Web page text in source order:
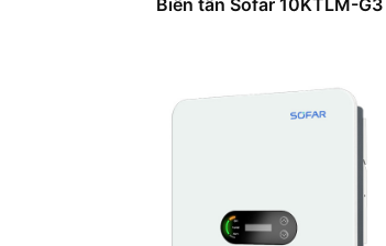
Biến tần Sofar 10KTLM-G3